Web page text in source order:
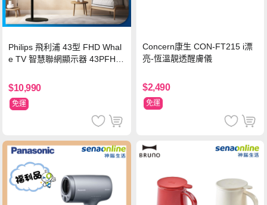
Philips 飛利浦 43型 FHD Whal
e TV 智慧聯網顯示器 43PFH6
$10,990
免運
Concern康生 CON-FT215 i漂
亮-恆溫靚透醒膚儀
$2,490
免運